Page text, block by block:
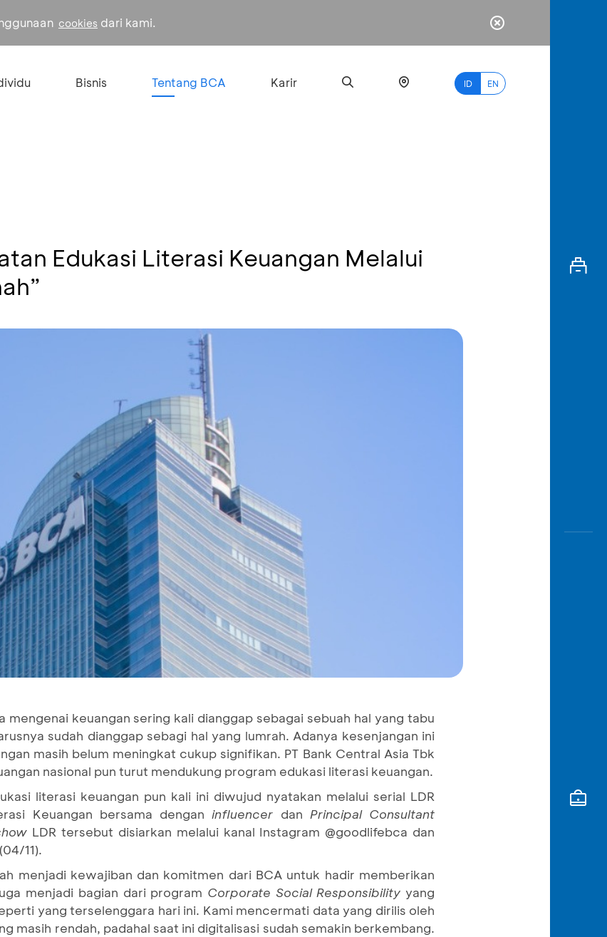
cookies dari kami.
Bisnis Tentang BCA Karir ID EN
myBCA
Edukasi Literasi Keuangan Melalui
mengenai keuangan sering kali dianggap sebagai sebuah hal yang tabu
sudah dianggap sebagi hal yang lumrah. Adanya kesenjangan ini
masih belum meningkat cukup signifikan. PT Bank Central Asia Tbk
nasional pun turut mendukung program edukasi literasi keuangan.
literasi keuangan pun kali ini diwujud nyatakan melalui serial LDR
Keuangan bersama dengan influencer dan Principal Consultant
LDR tersebut disiarkan melalui kanal Instagram @goodlifebca dan
11).
menjadi kewajiban dan komitmen dari BCA untuk hadir memberikan
menjadi bagian dari program Corporate Social Responsibility yang
yang terselenggara hari ini. Kami mencermati data yang dirilis oleh
masih rendah, padahal saat ini digitalisasi sudah semakin berkembang.